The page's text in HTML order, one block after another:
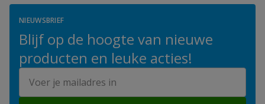
NIEUWSBRIEF
Blijf op de hoogte van nieuwe
producten en leuke acties!